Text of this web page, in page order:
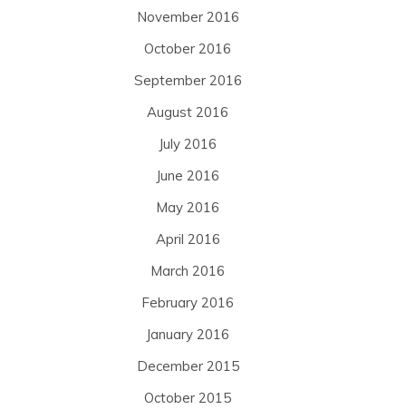
November 2016
October 2016
September 2016
August 2016
July 2016
June 2016
May 2016
April 2016
March 2016
February 2016
January 2016
December 2015
October 2015